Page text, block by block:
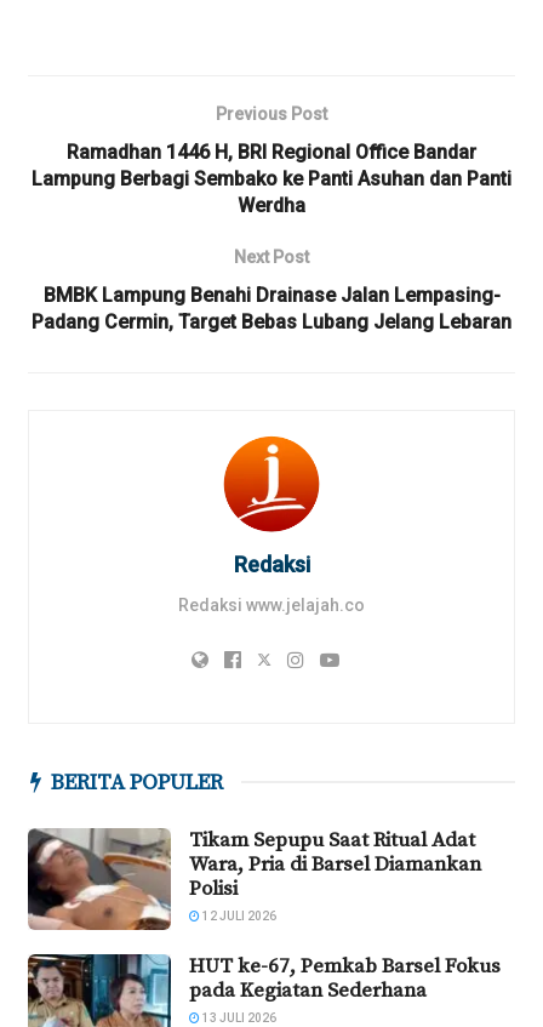
Previous Post
Ramadhan 1446 H, BRI Regional Office Bandar
Lampung Berbagi Sembako ke Panti Asuhan dan Panti
Werdha
Next Post
BMBK Lampung Benahi Drainase Jalan Lempasing-
Padang Cermin, Target Bebas Lubang Jelang Lebaran
Redaksi
Redaksi www.jelajah.co
BERITA POPULER
Tikam Sepupu Saat Ritual Adat
Wara, Pria di Barsel Diamankan
Polisi
12 JULI 2026
HUT ke-67, Pemkab Barsel Fokus
pada Kegiatan Sederhana
13 JULI 2026